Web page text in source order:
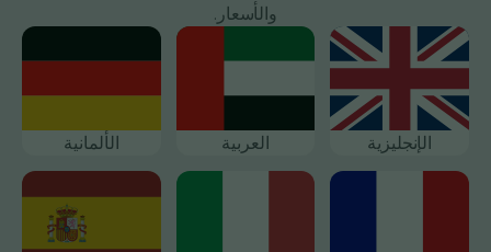
والأسعار.
الإنجليزية العربية الألمانية